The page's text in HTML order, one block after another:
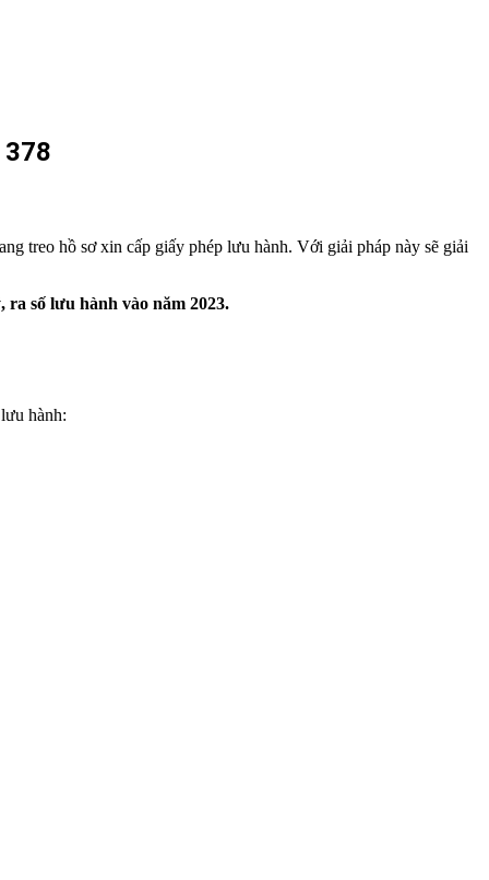
378
treo hồ sơ xin cấp giấy phép lưu hành. Với giải pháp này sẽ giải
số lưu hành vào năm 2023.
hành: